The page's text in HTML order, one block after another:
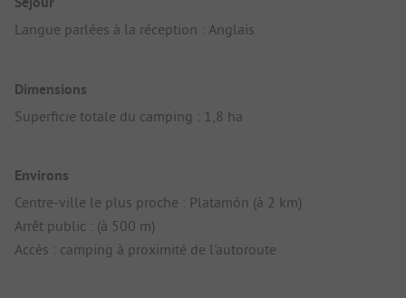
Langue parlées à la réception : Anglais
Dimensions
Superficie totale du camping : 1,8 ha
Environs
Centre-ville le plus proche : Platamón (à 2 km)
Arrêt public : (à 500 m)
Accès : camping à proximité de l'autoroute